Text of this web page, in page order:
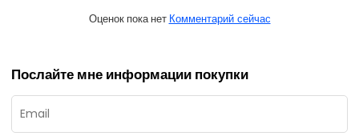
Оценок пока нет Комментарий сейчас
Послайте мне информации покупки